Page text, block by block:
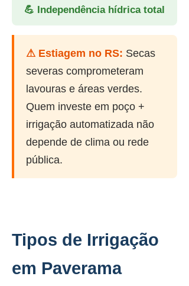
💪 Independência hídrica total
⚠ Estiagem no RS: Secas
severas comprometeram
lavouras e áreas verdes.
Quem investe em poço +
irrigação automatizada não
depende de clima ou rede
pública.
Tipos de Irrigação
em Paverama